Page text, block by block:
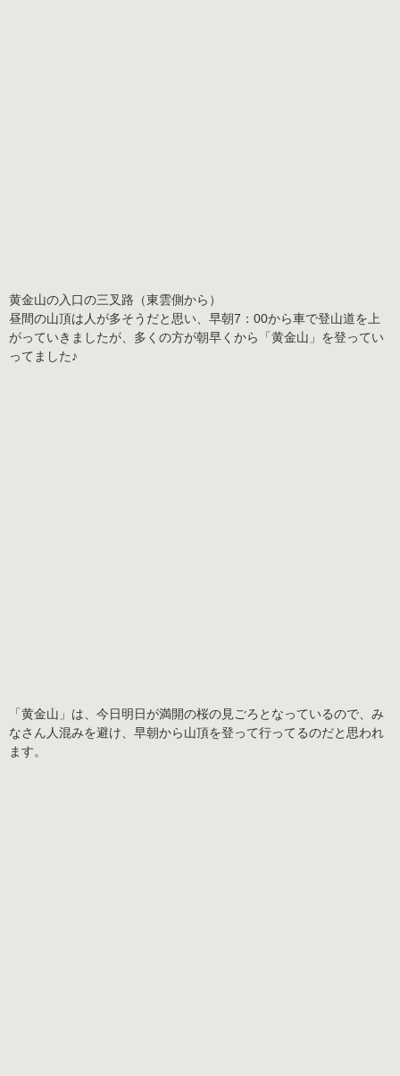
黄金山の入口の三叉路（東雲側から）
昼間の山頂は人が多そうだと思い、早朝7：00から車で登山道を上
がっていきましたが、多くの方が朝早くから「黄金山」を登ってい
ってました♪
「黄金山」は、今日明日が満開の桜の見ごろとなっているので、み
なさん人混みを避け、早朝から山頂を登って行ってるのだと思われ
ます。